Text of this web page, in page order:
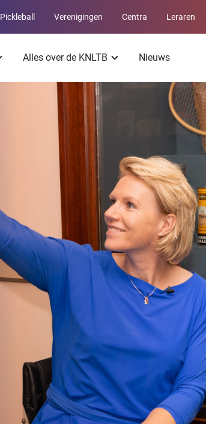
Pickleball Verenigingen Centra Leraren
Alles over de KNLTB Nieuws